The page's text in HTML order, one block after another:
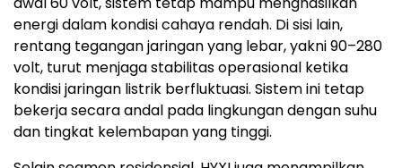
energi dalam kondisi cahaya rendah. Di sisi lain,
rentang tegangan jaringan yang lebar, yakni 90–280
volt, turut menjaga stabilitas operasional ketika
kondisi jaringan listrik berfluktuasi. Sistem ini tetap
bekerja secara andal pada lingkungan dengan suhu
dan tingkat kelembapan yang tinggi.